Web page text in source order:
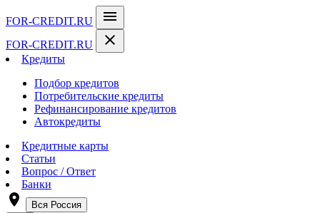
FOR-CREDIT.RU menu
FOR-CREDIT.RU close
Кредиты
Подбор кредитов
Потребительские кредиты
Рефинансирование кредитов
Автокредиты
Кредитные карты
Статьи
Вопрос / Ответ
Банки
room Вся Россия